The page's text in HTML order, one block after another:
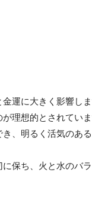
運に大きく影響しま
理想的とされていま
、明るく活気のあ
保ち、火と水のバ